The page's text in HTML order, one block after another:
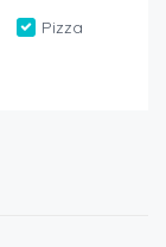
Pizza